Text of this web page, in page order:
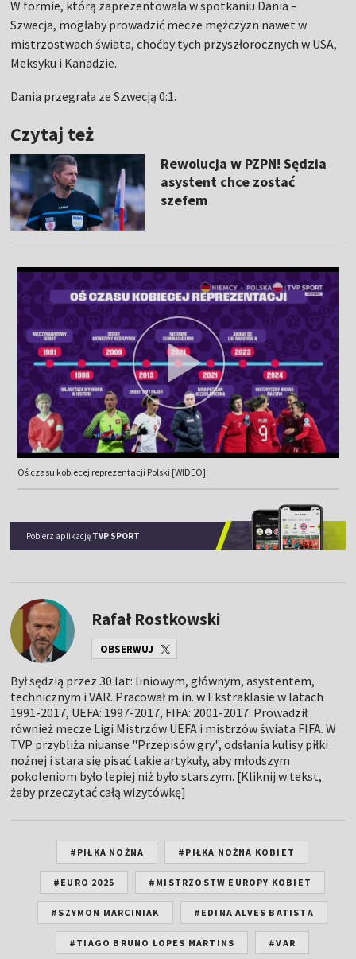
W formie, którą zaprezentowała w spotkaniu Dania –
Szwecja, mogłaby prowadzić mecze mężczyzn nawet w
mistrzostwach świata, choćby tych przyszłorocznych w USA,
Meksyku i Kanadzie.
Dania przegrała ze Szwecją 0:1.
Czytaj też
Rewolucja w PZPN! Sędzia
asystent chce zostać
szefem
Oś czasu kobiecej reprezentacji Polski [WIDEO]
Pobierz aplikację TVP SPORT
Rafał Rostkowski
OBSERWUJ
Był sędzią przez 30 lat: liniowym, głównym, asystentem,
technicznym i VAR. Pracował m.in. w Ekstraklasie w latach
1991-2017, UEFA: 1997-2017, FIFA: 2001-2017. Prowadził
również mecze Ligi Mistrzów UEFA i mistrzów świata FIFA. W
TVP przybliża niuanse "Przepisów gry", odsłania kulisy piłki
nożnej i stara się pisać takie artykuły, aby młodszym
pokoleniom było lepiej niż było starszym. [Kliknij w tekst,
żeby przeczytać całą wizytówkę]
#PIŁKA NOŻNA #PIŁKA NOŻNA KOBIET
#EURO 2025 #MISTRZOSTW EUROPY KOBIET
#SZYMON MARCINIAK #EDINA ALVES BATISTA
#TIAGO BRUNO LOPES MARTINS #VAR